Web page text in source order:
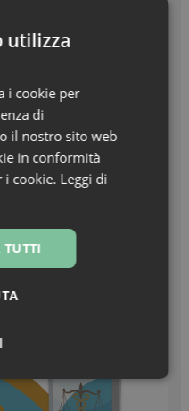
prevenzione prima di
come essere
utilizza
i cookie per
di
il nostro sito web
in conformità
i cookie. Leggi di
TUTTI
Non
classificati